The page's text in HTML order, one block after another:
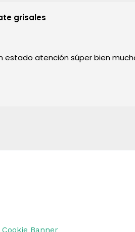
grisales
estado atención súper bien
Banner